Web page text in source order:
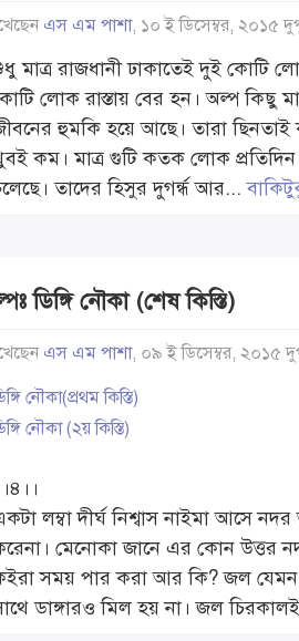
এস এম পাশা, ১০ ই ডিসেম্বর, ২০১৫
মাত্র রাজধানী ঢাকাতেই দুই কোটি
লোক রাস্তায় বের হন। অল্প কিছু
হুমকি হয়ে আছে। তারা ছিনতাই
কম। মাত্র গুটি কতক লোক প্রতিদিন
তাদের হিসুর দুগর্ন্ধ আর...
ডিঙ্গি নৌকা (শেষ কিস্তি)
এস এম পাশা, ০৯ ই ডিসেম্বর, ২০১৫
নৌকা(প্রথম কিস্তি)
নৌকা (২য় কিস্তি)
লম্বা দীর্ঘ নিশ্বাস নাইমা আসে
মেনোকা জানে এর কোন উত্তর
সময় পার করা আর কি? জল যেমন
ডাঙ্গারও মিল হয় না। জল